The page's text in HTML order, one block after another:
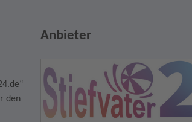
den
Anbieter